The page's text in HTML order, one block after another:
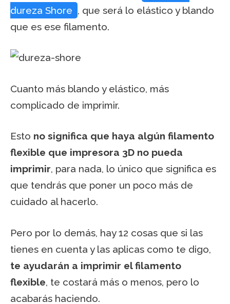
dureza Shore , que será lo elástico y blando
que es ese filamento.
Cuanto más blando y elástico, más
complicado de imprimir.
Esto no significa que haya algún filamento
flexible que impresora 3D no pueda
imprimir, para nada, lo único que significa es
que tendrás que poner un poco más de
cuidado al hacerlo.
Pero por lo demás, hay 12 cosas que si las
tienes en cuenta y las aplicas como te digo,
te ayudarán a imprimir el filamento
flexible, te costará más o menos, pero lo
acabarás haciendo.